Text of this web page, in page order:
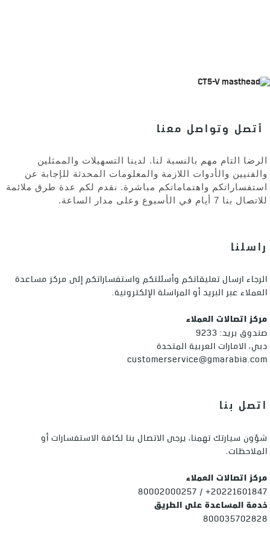
أتصل وتواصل معنا
الرضا التام مهم بالنسبة لنا. لدينا التسهيلات والممثلين
والفنيين والأدوات اللازمة والمعلومات المحدثة للإجابة عن
استفساراتكم واهتماماتكم مباشرة. نقدم لكم عدة طرق ملائمة
للاتصال بنا 7 أيام في الأسبوع وعلى مدار الساعة
.
راسلنا
الرجاء ارسال تعليقاتكم وأسئلتكم واستفساراتكم إلى مركز مساعدة
العملاء عبر البريد أو المراسلة الإلكترونية.
مركز اتصالات العملاء
صندوق بريد: 9233
دبي، الامارات العربية المتحدة
customerservice@gmarabia.com
اتصل بنا
شؤون سيارتك تهمنا، يرجى الاتصال بنا لكافة الاستفسارات أو
الملاحظات.
مركز اتصالات العملاء
80002000257 / +20221601847
خدمة المساعدة على الطريق
800035702828